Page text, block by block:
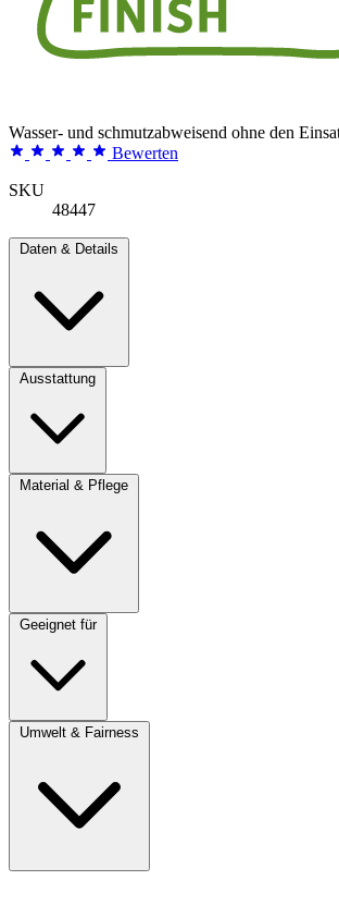
Wasser- und schmutzabweisend ohne den
Bewerten
SKU
48447
Daten & Details
Ausstattung
Material & Pflege
Geeignet für
Umwelt & Fairness